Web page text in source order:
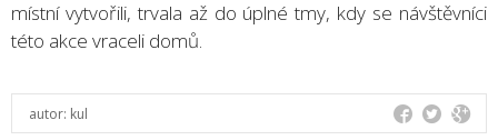
místní vytvořili, trvala až do úplné tmy, kdy se návštěvníci
této akce vraceli domů.
autor: kul